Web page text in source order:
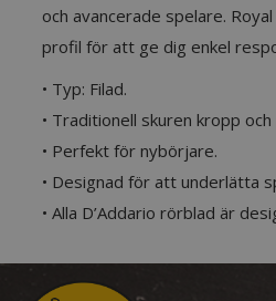
och avancerade spelare.
profil för att ge dig enkel
• Typ: Filad.
• Traditionell skuren kropp
• Perfekt för nybörjare.
• Designad för att underlätta
• Alla D’Addario rörblad är